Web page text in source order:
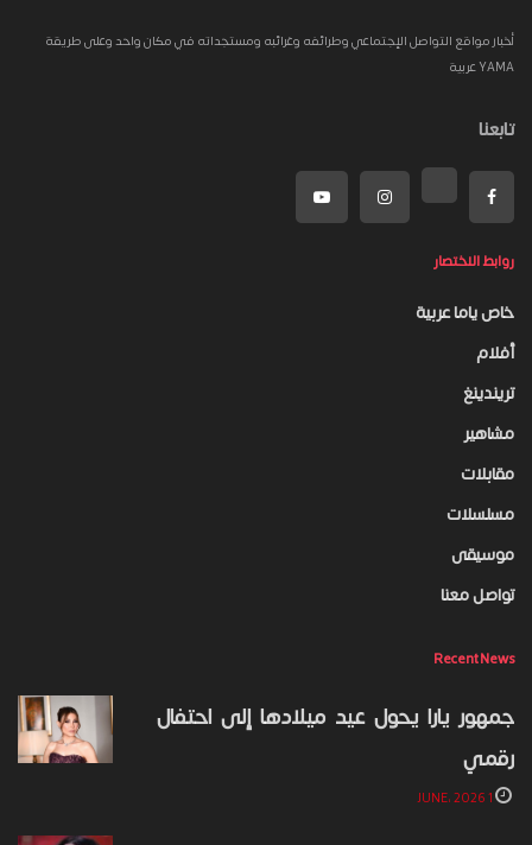
أخبار مواقع التواصل الإجتماعي وطرائفه وغرائبه ومستجداته في مكان واحد وعلى طريقة
YAMA عربية
تابعنا
روابط الاختصار
خاص ياما عربية
أفلام
تريندينغ
مشاهير
مقابلات
مسلسلات
موسيقى
تواصل معنا
Recent News
جمهور يارا يحول عيد ميلادها إلى احتفال
رقمي